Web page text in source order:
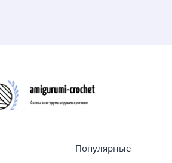
Популярные